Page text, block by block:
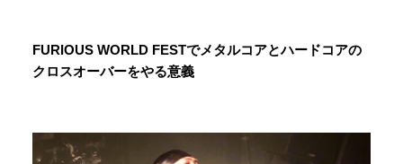
FURIOUS WORLD FESTでメタルコアとハードコアの
クロスオーバーをやる意義